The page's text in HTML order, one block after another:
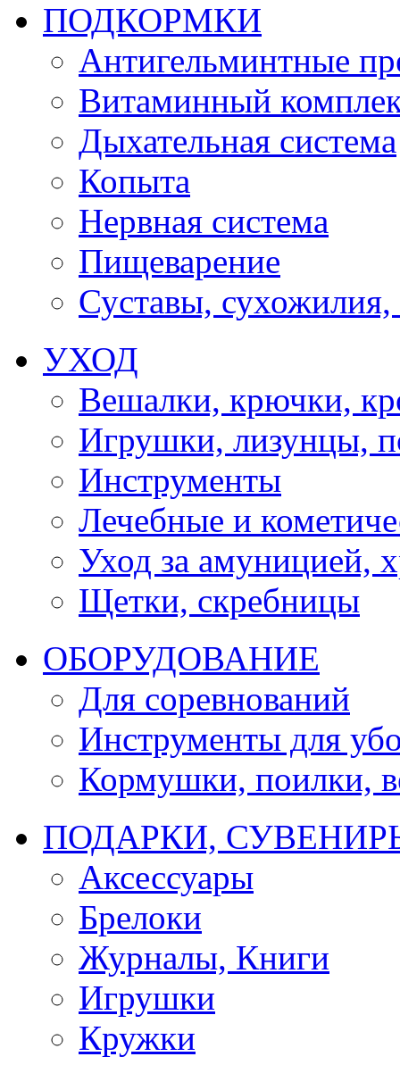
ПОДКОРМКИ
Антигельминтные
Витаминный
Дыхательная система
Копыта
Нервная система
Пищеварение
Суставы, сухожилия,
УХОД
Вешалки, крючки,
Игрушки, лизунцы,
Инструменты
Лечебные и
Уход за амуницией,
Щетки, скребницы
ОБОРУДОВАНИЕ
Для соревнований
Инструменты для
Кормушки, поилки,
ПОДАРКИ,
Аксессуары
Брелоки
Журналы, Книги
Игрушки
Кружки